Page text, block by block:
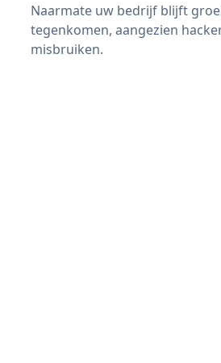
Naarmate uw bedrijf blijft
tegenkomen, aangezien
misbruiken.